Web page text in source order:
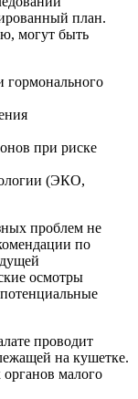
план.
могут быть
гормонального
при риске
(ЭКО,
проблем не
по
осмотры
проводит
на кушетке.
малого